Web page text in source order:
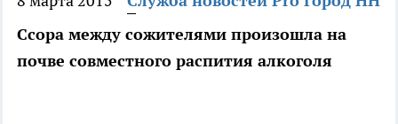
Ссора между сожителями произошла на
почве совместного распития алкоголя